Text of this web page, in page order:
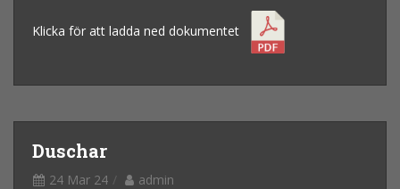
Klicka för att ladda ned dokumentet
Duschar
24 Mar 24 admin